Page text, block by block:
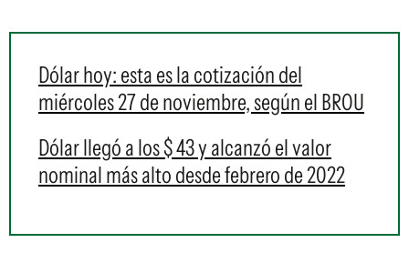
Dólar hoy: esta es la cotización del
miércoles 27 de noviembre, según el BROU
Dólar llegó a los $ 43 y alcanzó el valor
nominal más alto desde febrero de 2022